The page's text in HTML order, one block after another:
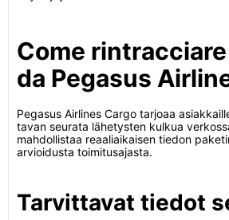
Come
da Pegasus
Pegasus Airlines Cargo tarjoaa
tavan seurata lähetysten kulkua
mahdollistaa reaaliaikaisen tiedon
arvioidusta toimitusajasta.
Tarvittavat tiedot